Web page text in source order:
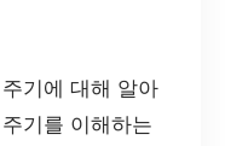
기에 대해 알아
기를 이해하는